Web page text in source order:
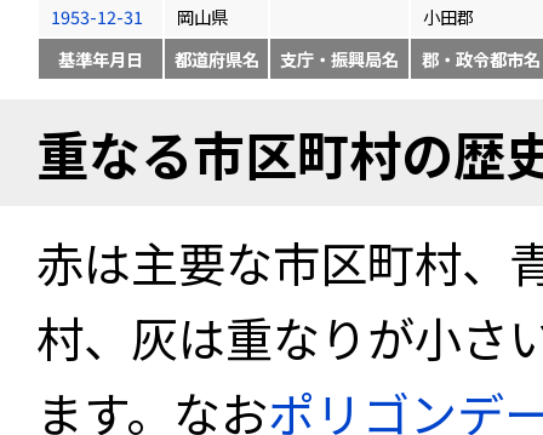
1953-12-31
岡山県
小田郡
基準年月日
都道府県名 支庁・振興局名 郡・政令都市名
重なる市区町村の歴
赤は主要な市区町村、
村、灰は重なりが小さ
ます。なおポリゴンデ